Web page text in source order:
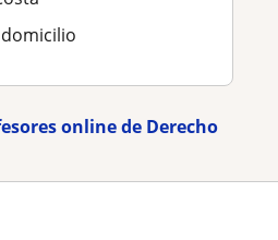
online de Derecho